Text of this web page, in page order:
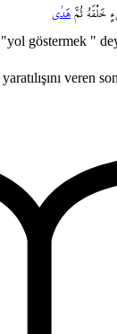
خَلْقَهُ ثُمَّ هَدٰى
göstermek "
veren